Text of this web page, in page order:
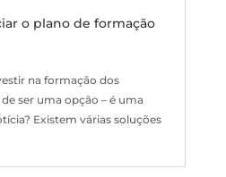
o plano de formação
na formação dos
ser uma opção – é uma
Existem várias soluções